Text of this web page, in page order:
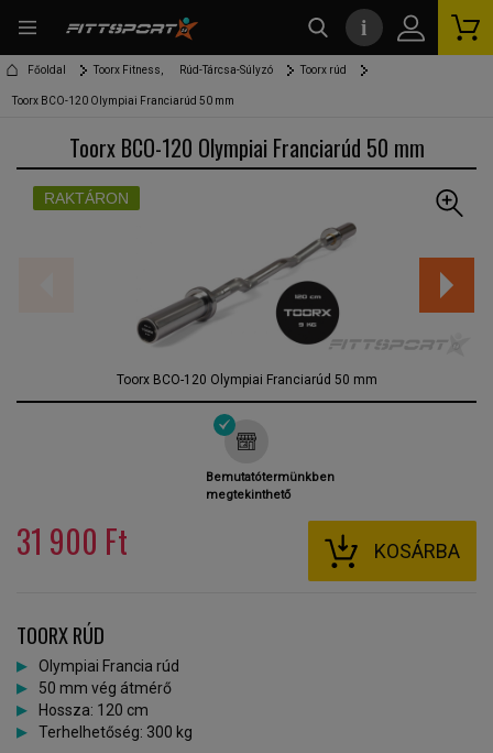
Főoldal Toorx Fitness, Rúd-Tárcsa-Súlyzó Toorx rúd
Toorx BCO-120 Olympiai Franciarúd 50 mm
Toorx BCO-120 Olympiai Franciarúd 50 mm
RAKTÁRON
Toorx BCO-120 Olympiai Franciarúd 50 mm
Bemutatótermünkben
megtekinthető
31 900 Ft KOSÁRBA
TOORX RÚD
Olympiai Francia rúd
50 mm vég átmérő
Hossza: 120 cm
Terhelhetőség: 300 kg
i
kereső